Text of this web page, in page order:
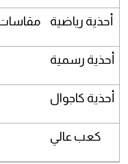
أحذية رياضية
أحذية رسمية
أحذية كاجوال
كعب عالي